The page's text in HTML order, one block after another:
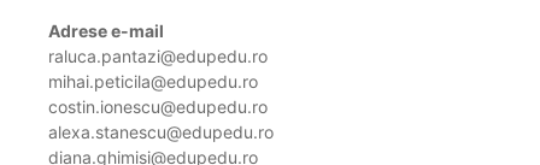
Adrese e-mail
raluca.pantazi@edupedu.ro
mihai.peticila@edupedu.ro
costin.ionescu@edupedu.ro
alexa.stanescu@edupedu.ro
diana.ghimisi@edupedu.ro